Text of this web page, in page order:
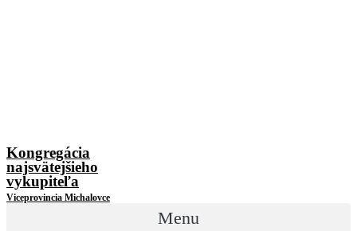
Kongregácia
najsvätejšieho
vykupiteľa
Viceprovincia Michalovce
Menu